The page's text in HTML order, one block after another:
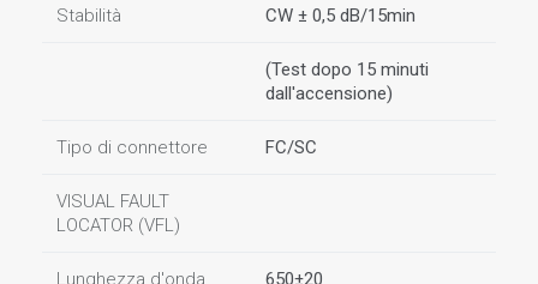
Stabilità CW ± 0,5 dB/15min
(Test dopo 15 minuti
dall'accensione)
Tipo di connettore FC/SC
VISUAL FAULT
LOCATOR (VFL)
Lunghezza d'onda
650±20